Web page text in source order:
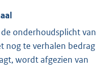
onderhoudsplicht van
nog te verhalen bedrag
wordt afgezien van